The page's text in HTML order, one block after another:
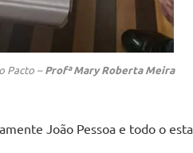
Pacto –Profª Mary Roberta Meira
João Pessoa e todo o